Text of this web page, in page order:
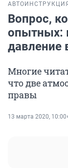
АВТО ИНСТРУКЦИЯ
Вопрос,
опытных:
давление
Многие
что две
правы
13 марта 2020, 10:00